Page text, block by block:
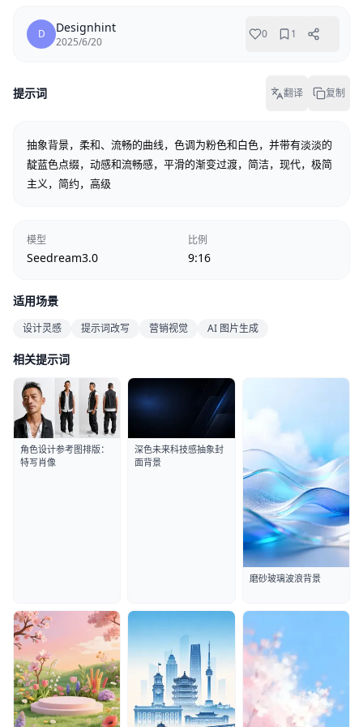
D Designhint
2025/6/20
0 1
提示词 翻译 复制
抽象背景，柔和、流畅的曲线，色调为粉色和白色，并带有淡淡的
靛蓝色点缀，动感和流畅感，平滑的渐变过渡，简洁，现代，极简
主义，简约，高级
模型
Seedream3.0
比例
9:16
适用场景
设计灵感 提示词改写 营销视觉 AI 图片生成
相关提示词
角色设计参考图排版：
特写肖像
深色未来科技感抽象封
面背景
磨砂玻璃波浪背景